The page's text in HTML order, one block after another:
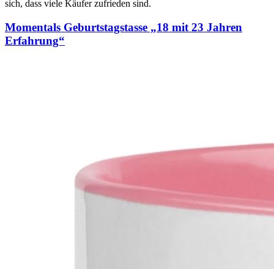
sich, dass viele Käufer zufrieden sind.
Momentals Geburtstagstasse „18 mit 23 Jahren
Erfahrung“